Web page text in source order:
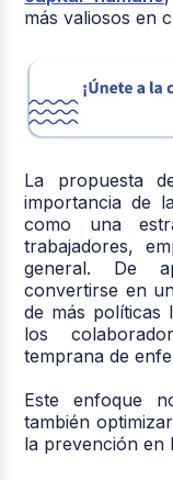
más valiosos en
La propuesta
importancia de
como una
trabajadores,
general. De
convertirse en
de más políticas
los
temprana de
Este enfoque
también
la prevención en